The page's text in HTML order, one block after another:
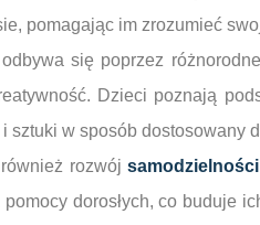
pomagając im zrozumieć
odbywa się poprzez
Dzieci poznają
sztuki w sposób dostosowany
również rozwójsamodzielności
dorosłych, co buduje